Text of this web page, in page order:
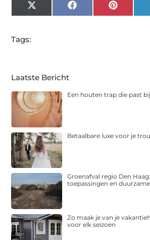
X
(Twitter)
Facebook
Tags:
Laatste Bericht
Een houten trap die past
Betaalbare luxe voor je
Groenafval regio Den
toepassingen en
Zo maak je van je
voor elk seizoen